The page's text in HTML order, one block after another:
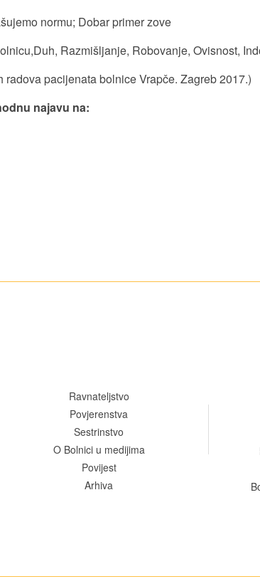
normu; Dobar primer zove
Razmišljanje, Robovanje, Ovisnost,
pacijenata bolnice Vrapče. Zagreb 2017.)
najavu na:
Ravnateljstvo
Povjerenstva
Sestrinstvo
O Bolnici u medijima
Povijest
Arhiva